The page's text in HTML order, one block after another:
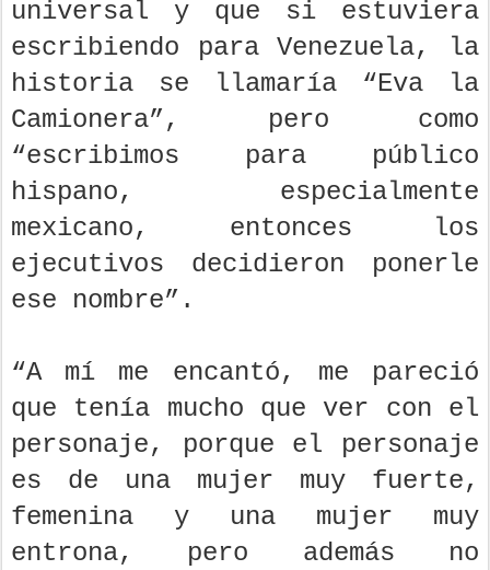
universal y que si estuviera
escribiendo para Venezuela, la
historia se llamaría “Eva la
Camionera”, pero como
“escribimos para público
hispano, especialmente
mexicano, entonces los
ejecutivos decidieron ponerle
ese nombre”.
“A mí me encantó, me pareció
que tenía mucho que ver con el
personaje, porque el personaje
es de una mujer muy fuerte,
femenina y una mujer muy
entrona, pero además no